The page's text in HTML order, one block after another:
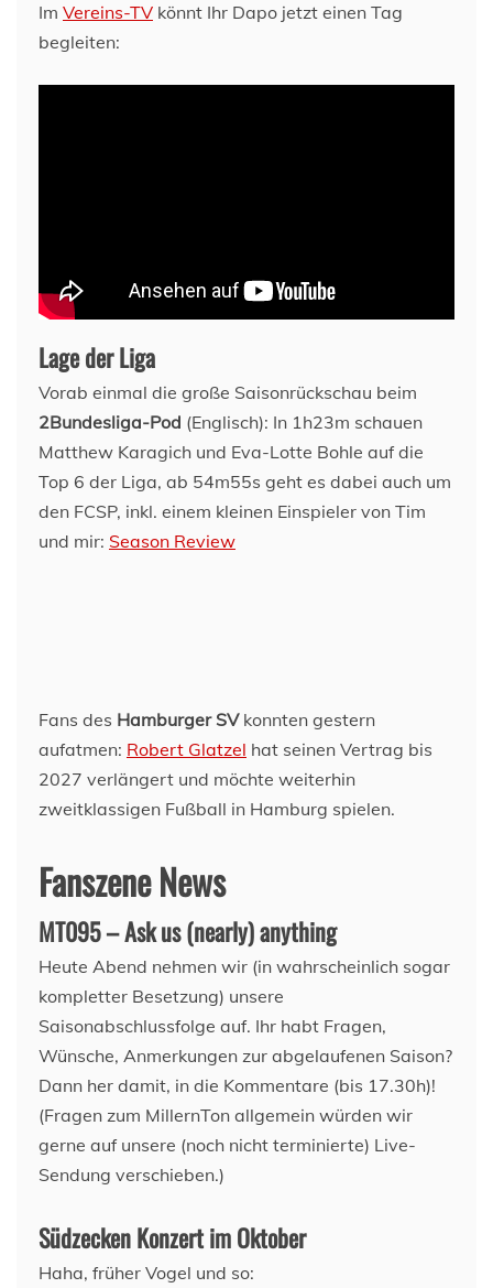
Im Vereins-TV könnt Ihr Dapo jetzt einen Tag
begleiten:
Lage der Liga
Vorab einmal die große Saisonrückschau beim
2Bundesliga-Pod (Englisch): In 1h23m schauen
Matthew Karagich und Eva-Lotte Bohle auf die
Top 6 der Liga, ab 54m55s geht es dabei auch um
den FCSP, inkl. einem kleinen Einspieler von Tim
und mir: Season Review
Fans des Hamburger SVkonnten gestern
aufatmen: Robert Glatzel hat seinen Vertrag bis
2027 verlängert und möchte weiterhin
zweitklassigen Fußball in Hamburg spielen.
Fanszene News
MT095 – Ask us (nearly) anything
Heute Abend nehmen wir (in wahrscheinlich sogar
kompletter Besetzung) unsere
Saisonabschlussfolge auf. Ihr habt Fragen,
Wünsche, Anmerkungen zur abgelaufenen Saison?
Dann her damit, in die Kommentare (bis 17.30h)!
(Fragen zum MillernTon allgemein würden wir
gerne auf unsere (noch nicht terminierte) Live-
Sendung verschieben.)
Südzecken Konzert im Oktober
Haha, früher Vogel und so: